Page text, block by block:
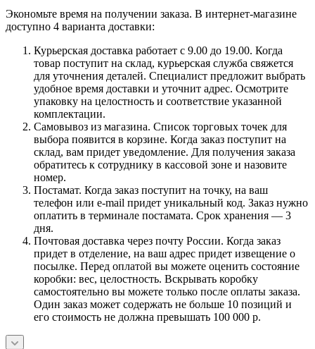
Экономьте время на получении заказа. В интернет-магазине
доступно 4 варианта доставки:
Курьерская доставка работает с 9.00 до 19.00. Когда
товар поступит на склад, курьерская служба свяжется
для уточнения деталей. Специалист предложит выбрать
удобное время доставки и уточнит адрес. Осмотрите
упаковку на целостность и соответствие указанной
комплектации.
Самовывоз из магазина. Список торговых точек для
выбора появится в корзине. Когда заказ поступит на
склад, вам придет уведомление. Для получения заказа
обратитесь к сотруднику в кассовой зоне и назовите
номер.
Постамат. Когда заказ поступит на точку, на ваш
телефон или e-mail придет уникальный код. Заказ нужно
оплатить в терминале постамата. Срок хранения — 3
дня.
Почтовая доставка через почту России. Когда заказ
придет в отделение, на ваш адрес придет извещение о
посылке. Перед оплатой вы можете оценить состояние
коробки: вес, целостность. Вскрывать коробку
самостоятельно вы можете только после оплаты заказа.
Один заказ может содержать не больше 10 позиций и
его стоимость не должна превышать 100 000 р.